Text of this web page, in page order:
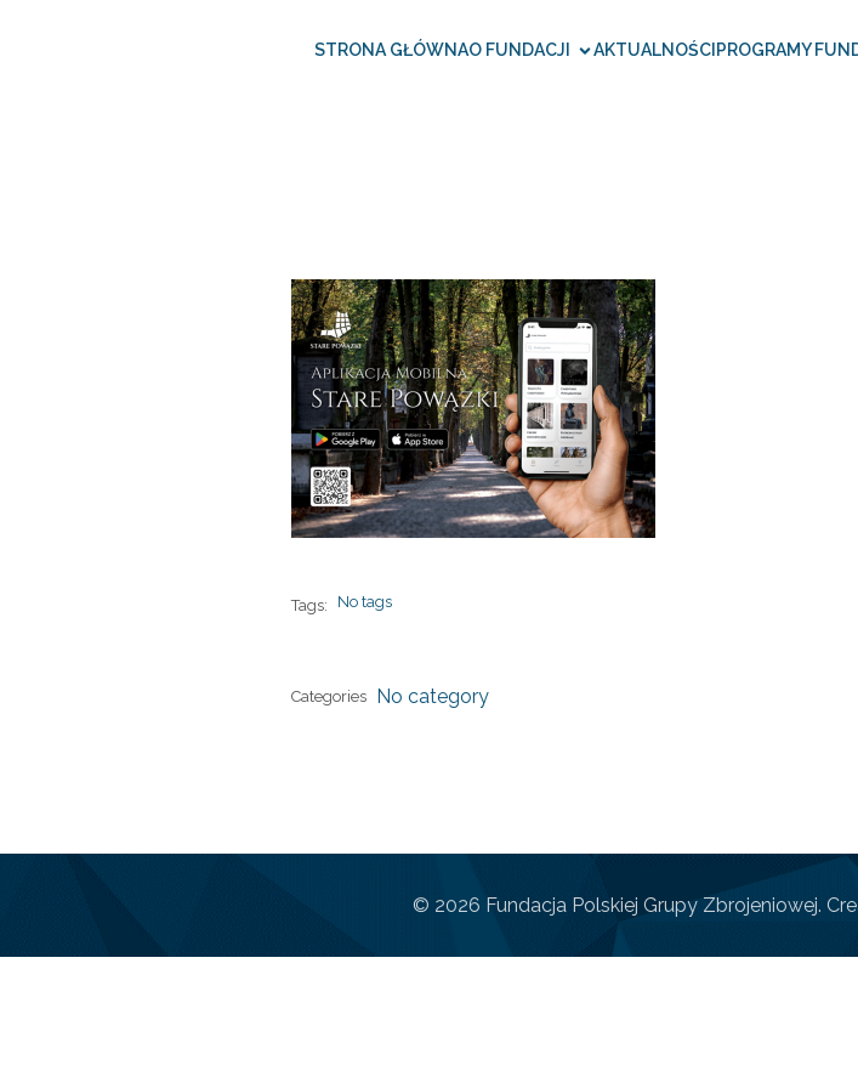
STRONA GŁÓWNAO FUNDACJI AKTUALNOŚCI PROGRAMY
Tags: No tags
Categories No category
© 2026 Fundacja Polskiej Grupy Zbrojeniowej.